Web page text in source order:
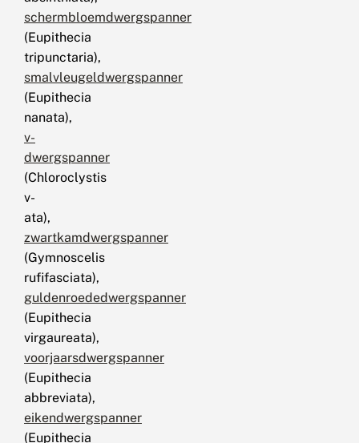
schermbloemdwergspanner
(Eupithecia
tripunctaria),
smalvleugeldwergspanner
(Eupithecia
nanata),
v-
dwergspanner
(Chloroclystis
v-
ata),
zwartkamdwergspanner
(Gymnoscelis
rufifasciata),
guldenroededwergspanner
(Eupithecia
virgaureata),
voorjaarsdwergspanner
(Eupithecia
abbreviata),
eikendwergspanner
(Eupithecia